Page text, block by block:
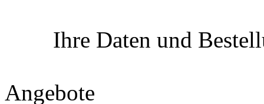
Ihre Daten und
Angebote